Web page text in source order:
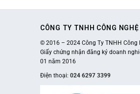
CÔNG TY TNHH CÔNG
© 2016 – 2024 Công Ty TNHH Công
Giấy chứng nhận đăng ký doanh
01 năm 2016
Điện thoại: 024 6297 3399